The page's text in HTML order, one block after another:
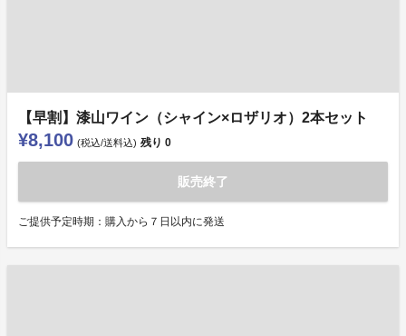
【早割】漆山ワイン（シャイン×ロザリオ）2本セット
¥8,100 (税込/送料込) 残り 0
販売終了
ご提供予定時期：購入から７日以内に発送